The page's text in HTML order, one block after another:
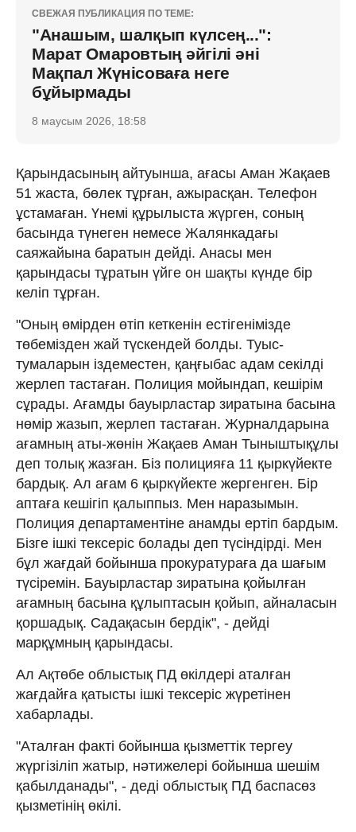
СВЕЖАЯ ПУБЛИКАЦИЯ ПО ТЕМЕ:
"Анашым, шалқып күлсең...":
Марат Омаровтың әйгілі әні
Мақпал Жүнісоваға неге
бұйырмады
8 маусым 2026, 18:58
Қарындасының айтуынша, ағасы Аман Жақаев
51 жаста, бөлек тұрған, ажырасқан. Телефон
ұстамаған. Үнемі құрылыста жүрген, соның
басында түнеген немесе Жалянкадағы
саяжайына баратын дейді. Анасы мен
қарындасы тұратын үйге он шақты күнде бір
келіп тұрған.
"Оның өмірден өтіп кеткенін естігенімізде
төбемізден жай түскендей болды. Туыс-
тумаларын іздеместен, қаңғыбас адам секілді
жерлеп тастаған. Полиция мойындап, кешірім
сұрады. Ағамды бауырластар зиратына басына
нөмір жазып, жерлеп тастаған. Журналдарына
ағамның аты-жөнін Жақаев Аман Тыныштықұлы
деп толық жазған. Біз полицияға 11 қыркүйекте
бардық. Ал ағам 6 қыркүйекте жергенген. Бір
аптаға кешігіп қалыппыз. Мен наразымын.
Полиция департаментіне анамды ертіп бардым.
Бізге ішкі тексеріс болады деп түсіндірді. Мен
бұл жағдай бойынша прокуратураға да шағым
түсіремін. Бауырластар зиратына қойылған
ағамның басына құлыптасын қойып, айналасын
қоршадық. Садақасын бердік", - дейді
марқұмның қарындасы.
Ал Ақтөбе облыстық ПД өкілдері аталған
жағдайға қатысты ішкі тексеріс жүретінен
хабарлады.
"Аталған факті бойынша қызметтік тергеу
жүргізіліп жатыр, нәтижелері бойынша шешім
қабылданады", - деді облыстық ПД баспасөз
қызметінің өкілі.